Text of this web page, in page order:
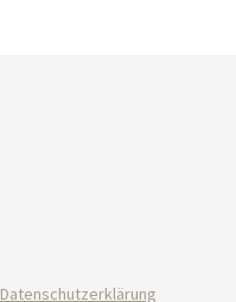
Datenschutzerklärung